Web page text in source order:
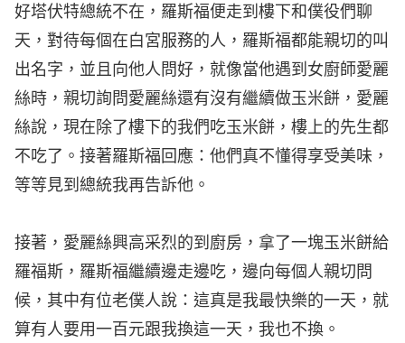
好塔伏特總統不在，羅斯福便走到樓下和僕役們聊
天，對待每個在白宮服務的人，羅斯福都能親切的叫
出名字，並且向他人問好，就像當他遇到女廚師愛麗
絲時，親切詢問愛麗絲還有沒有繼續做玉米餅，愛麗
絲說，現在除了樓下的我們吃玉米餅，樓上的先生都
不吃了。接著羅斯福回應：他們真不懂得享受美味，
等等見到總統我再告訴他。
接著，愛麗絲興高采烈的到廚房，拿了一塊玉米餅給
羅福斯，羅斯福繼續邊走邊吃，邊向每個人親切問
候，其中有位老僕人說：這真是我最快樂的一天，就
算有人要用一百元跟我換這一天，我也不換。